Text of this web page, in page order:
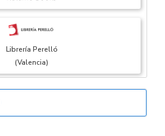
Librería Perelló
(Valencia)
Librería Elías